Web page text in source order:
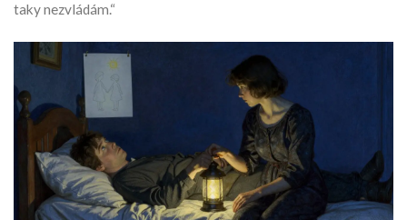
taky nezvládám.“